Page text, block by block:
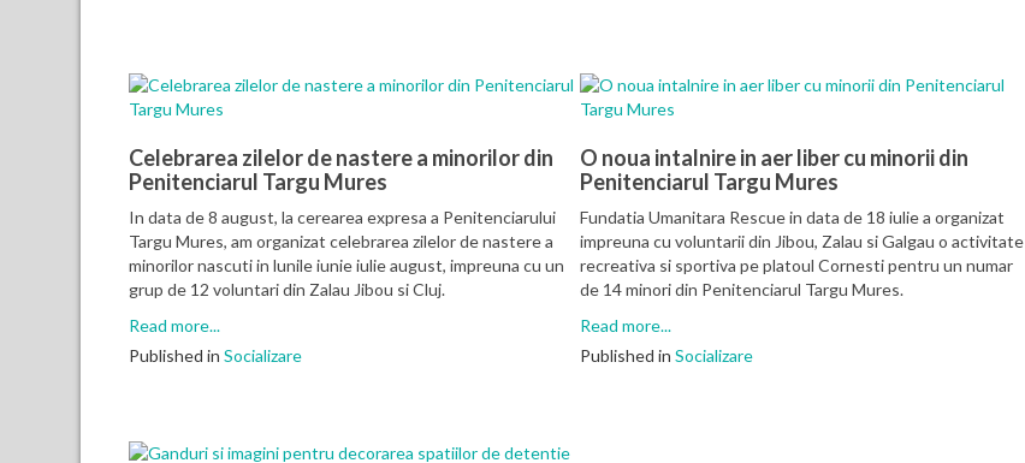
Celebrarea zilelor de nastere a minorilor din
Penitenciarul Targu Mures
In data de 8 august, la cerearea expresa a Penitenciarului
Targu Mures, am organizat celebrarea zilelor de nastere a
minorilor nascuti in lunile iunie iulie august, impreuna cu un
grup de 12 voluntari din Zalau Jibou si Cluj.
Read more...
Published in Socializare
O noua intalnire in aer liber cu minorii din
Penitenciarul Targu Mures
Fundatia Umanitara Rescue in data de 18 iulie a organizat
impreuna cu voluntarii din Jibou, Zalau si Galgau o activitate
recreativa si sportiva pe platoul Cornesti pentru un numar
de 14 minori din Penitenciarul Targu Mures.
Read more...
Published in Socializare